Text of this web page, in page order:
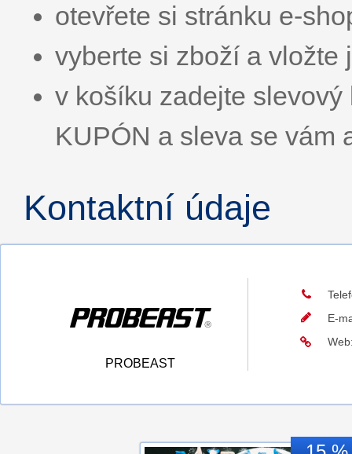
otevřete si stránku e-
vyberte si zboží a vložte
v košíku zadejte
KUPÓN a sleva se vám
Kontaktní údaje
PROBEAST
E-